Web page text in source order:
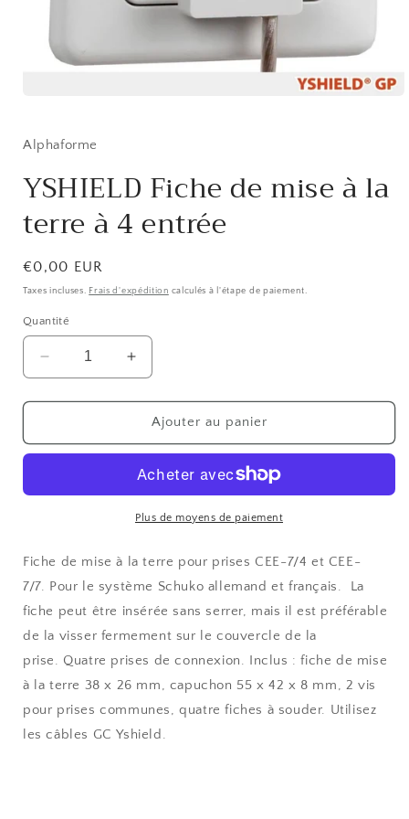
1
dans
fenêtre
modale
Alphaforme
YSHIELD Fiche de mise à la
terre à 4 entrée
Prix
habituel
€0,00 EUR
Taxes incluses. Frais d'expédition calculés à l'étape de paiement.
Quantité
Réduire
la
quantité
YSHIELD
mise
terre
4
entrée
Augmenter
la
quantité
YSHIELD
de
mise
à
terre
4
entrée
Ajouter au panier
Plus de moyens de paiement
Fiche de mise à la terre pour prises CEE-7/4 et CEE-
7/7. Pour le système Schuko allemand et français. La
fiche peut être insérée sans serrer, mais il est préférable
de la visser fermement sur le couvercle de la
prise. Quatre prises de connexion. Inclus : fiche de mise
à la terre 38 x 26 mm, capuchon 55 x 42 x 8 mm, 2 vis
pour prises communes, quatre fiches à souder. Utilisez
les câbles GC Yshield.